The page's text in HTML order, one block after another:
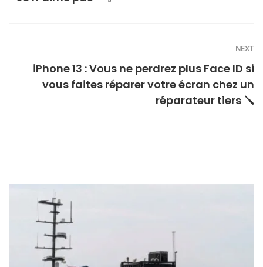
NEXT
iPhone 13 : Vous ne perdrez plus Face ID si
vous faites réparer votre écran chez un
réparateur tiers 🪛